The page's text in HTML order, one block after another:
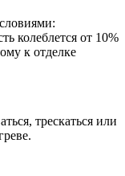
колеблется от 10%
к отделке
трескаться или